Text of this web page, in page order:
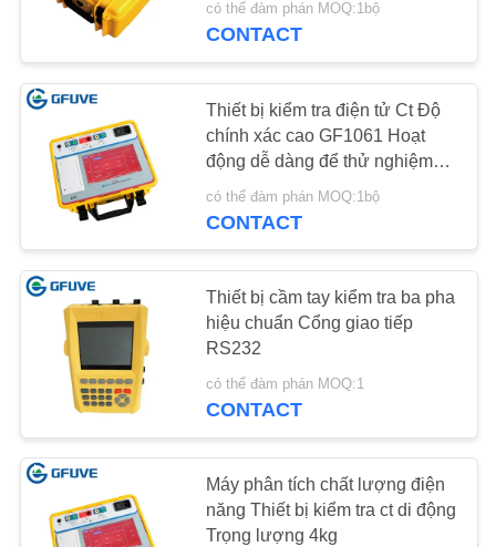
có thể đàm phán MOQ:1bộ
CONTACT
Thiết bị kiểm tra điện tử Ct Độ
chính xác cao GF1061 Hoạt
động dễ dàng để thử nghiệm
trong phòng thí nghiệm
có thể đàm phán MOQ:1bộ
CONTACT
Thiết bị cầm tay kiểm tra ba pha
hiệu chuẩn Cổng giao tiếp
RS232
có thể đàm phán MOQ:1
CONTACT
Máy phân tích chất lượng điện
năng Thiết bị kiểm tra ct di động
Trọng lượng 4kg